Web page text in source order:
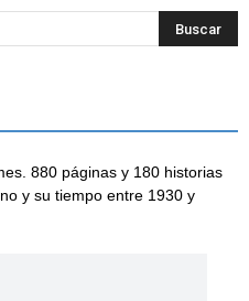
880 páginas y 180 historias
y su tiempo entre 1930 y